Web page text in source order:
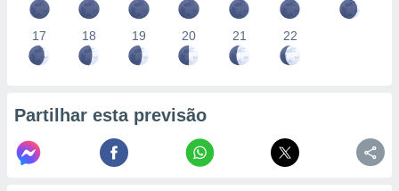
17 18 19 20 21 22
Partilhar esta previsão